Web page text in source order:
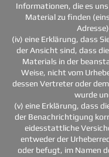
Informationen, die es
Material zu finden
(iv) eine Erklärung, dass
der Ansicht sind, dass
Materials in der
Weise, nicht vom
dessen Vertreter oder
wurde
(v) eine Erklärung, dass
der Benachrichtigung
eidesstattliche
entweder der
oder befugt, im Namen